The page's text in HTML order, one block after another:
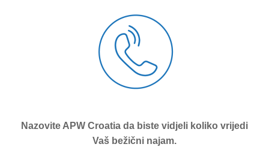
Nazovite APW Croatia da biste vidjeli koliko vrijedi
Vaš bežični najam.